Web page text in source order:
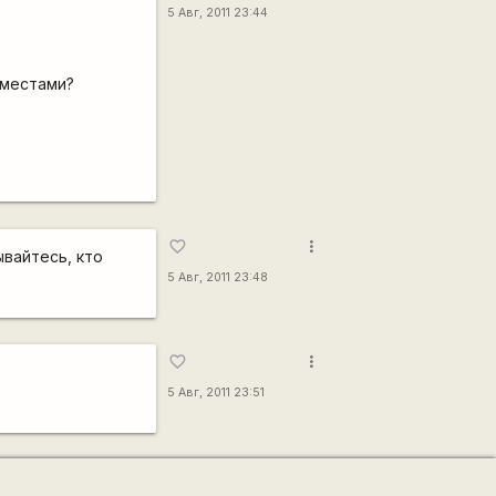
5 Авг, 2011 23:44
кто
favorite_border
5 Авг, 2011 23:48
more_vert
favorite_border
5 Авг, 2011 23:51
more_vert